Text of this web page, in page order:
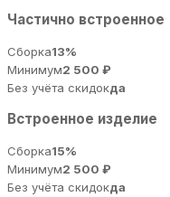
Частично встроенное
Сборка13%
Минимум2 500 ₽
Без учёта скидокда
Встроенное изделие
Сборка15%
Минимум2 500 ₽
Без учёта скидокда